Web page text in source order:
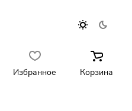
Избранное Корзина